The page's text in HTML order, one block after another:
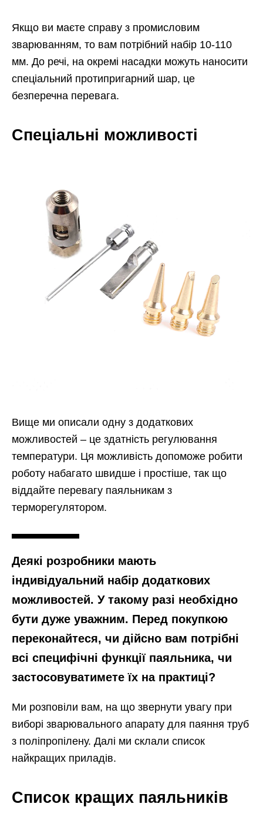
Якщо ви маєте справу з промисловим
зварюванням, то вам потрібний набір 10-110
мм. До речі, на окремі насадки можуть наносити
спеціальний протипригарний шар, це
безперечна перевага.
Спеціальні можливості
Вище ми описали одну з додаткових
можливостей – це здатність регулювання
температури. Ця можливість допоможе робити
роботу набагато швидше і простіше, так що
віддайте перевагу паяльникам з
терморегулятором.
Деякі розробники мають
індивідуальний набір додаткових
можливостей. У такому разі необхідно
бути дуже уважним. Перед покупкою
переконайтеся, чи дійсно вам потрібні
всі специфічні функції паяльника, чи
застосовуватимете їх на практиці?
Ми розповіли вам, на що звернути увагу при
виборі зварювального апарату для паяння труб
з поліпропілену. Далі ми склали список
найкращих приладів.
Список кращих паяльників